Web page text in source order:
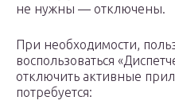
не нужны — отключены.
При необходимости,
воспользоваться
отключить активные
потребуется: